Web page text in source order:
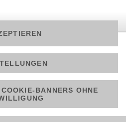
PULS 4 GmbH